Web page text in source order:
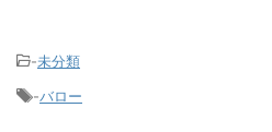
-未分類
-バロー